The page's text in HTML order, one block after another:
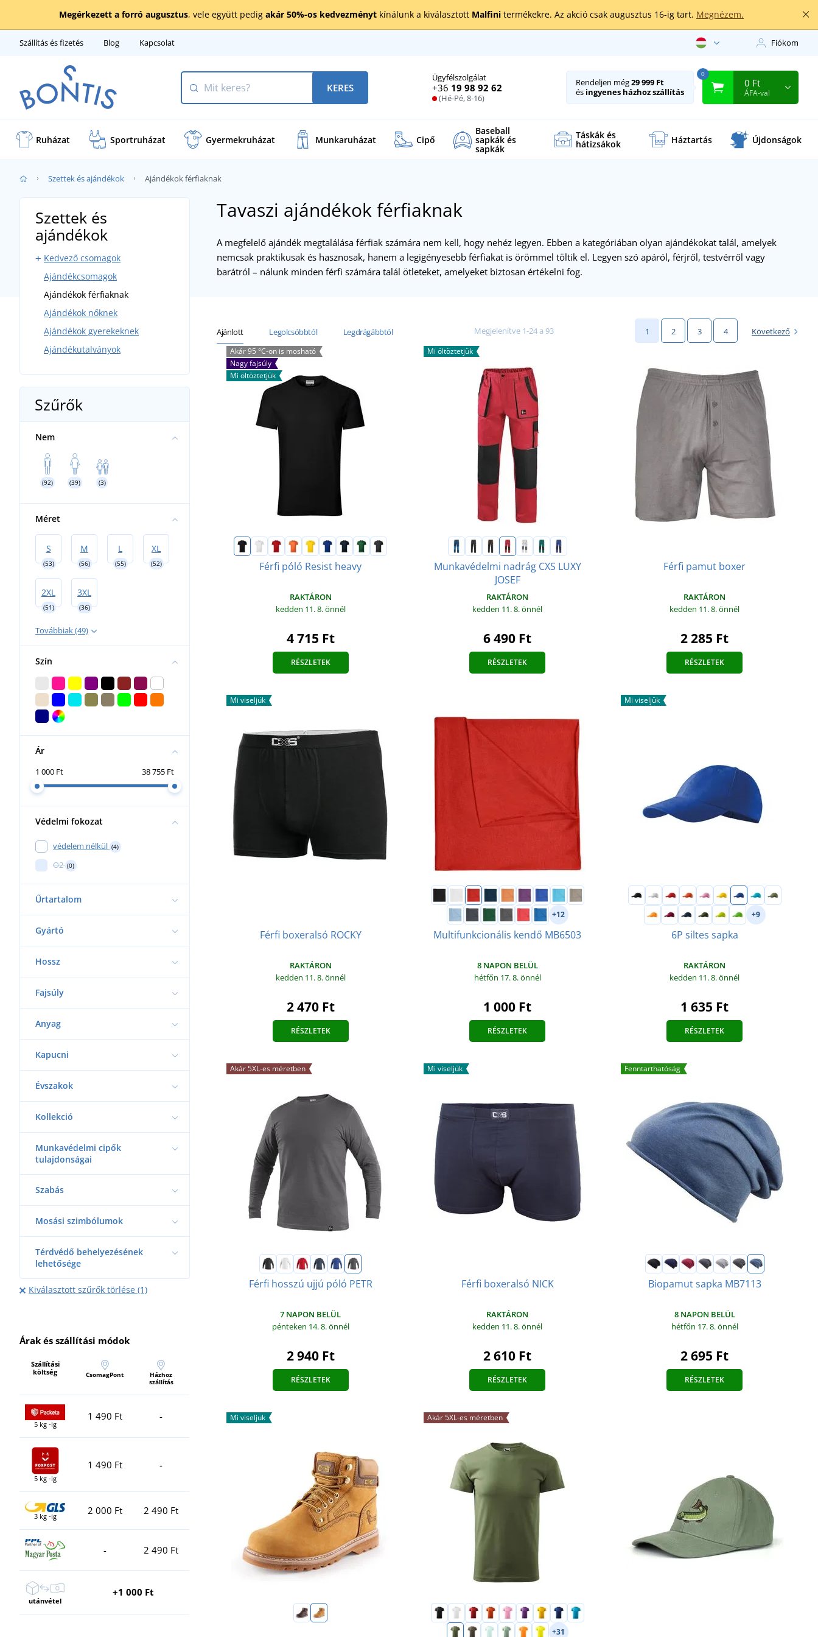
Megérkezett a forró augusztus, vele együtt pedig akár 50%-os kedvezményt kínálunk a kiválasztott Malfini termékekre. Az akció csak augusztus 16-ig tart. Megnézem.
Szállítás és fizetés Blog Kapcsolat Fiókom
Ügyfélszolgálat
+36 19 98 92 62
(Hé-Pé, 8-16)
KERES Rendeljen még29 999 Ft
és ingyenes házhoz szállítás
0
0 Ft
ÁFA-val
Ruházat Sportruházat Gyermekruházat Munkaruházat Cipő
Baseball
sapkák és
sapkák
Táskák és
hátizsákok Háztartás Újdonságok
Szettek és ajándékok Ajándékok férfiaknak
Tavaszi ajándékok férfiaknak
A megfelelő ajándék megtalálása férfiak számára nem kell, hogy nehéz legyen. Ebben a kategóriában olyan ajándékokat talál, amelyek
nemcsak praktikusak és hasznosak, hanem a legigényesebb férfiakat is örömmel töltik el. Legyen szó apáról, férjről, testvérről vagy
barátról – nálunk minden férfi számára talál ötleteket, amelyeket biztosan értékelni fog.
Szettek és
ajándékok
Kedvező csomagok
Pólószettek
Zokniszettek
Divatos szettek
Háztartási szettek
Ajándékcsomagok
Ajándékok férfiaknak
Ajándékok nőknek
Ajándékok gyerekeknek
Ajándékutalványok
Szűrők
Nem
(92) (39) (3)
Méret
S
(53)
M
(56)
L
(55)
XL
(52)
2XL
(51)
3XL
(36)
Továbbiak (49)
Szín
Ár
1 000 Ft 38 755 Ft
Védelmi fokozat
védelem nélkül (4)
O2 (0)
Űrtartalom
Gyártó
Hossz
Fajsúly
Anyag
Kapucni
Évszakok
Kollekció
Munkavédelmi cipők
tulajdonságai
Szabás
Mosási szimbólumok
Térdvédő behelyezésének
lehetősége
Kiválasztott szűrők törlése (1)
Árak és szállítási módok
Szállítási
költség
CsomagPont
Házhoz
szállítás
5 kg -ig
1 490 Ft -
5 kg -ig
1 490 Ft -
3 kg -ig 2 000 Ft 2 490 Ft
- 2 490 Ft
utánvétel
+1 000 Ft
Ajánlott Legolcsóbbtól Legdrágábbtól Megjelenítve 1-24 a 93 1 2 3 4 Következő
Akár 95 °C-on is mosható
Nagy fajsúly
Mi öltöztetjük
Férfi póló Resist heavy
RAKTÁRON
kedden 11. 8.önnél
4 715 Ft
RÉSZLETEK
Mi öltöztetjük
Munkavédelmi nadrág CXS LUXY
JOSEF
RAKTÁRON
kedden 11. 8.önnél
6 490 Ft
RÉSZLETEK
Férfi pamut boxer
RAKTÁRON
kedden 11. 8.önnél
2 285 Ft
RÉSZLETEK
Mi viseljük
Férfi boxeralsó ROCKY
RAKTÁRON
kedden 11. 8.önnél
2 470 Ft
RÉSZLETEK
+12
Multifunkcionális kendő MB6503
8 NAPON BELÜL
hétfőn 17. 8.önnél
1 000 Ft
RÉSZLETEK
Mi viseljük
+9
6P siltes sapka
RAKTÁRON
kedden 11. 8.önnél
1 635 Ft
RÉSZLETEK
Akár 5XL-es méretben
Férfi hosszú ujjú póló PETR
7 NAPON BELÜL
pénteken 14. 8.önnél
2 940 Ft
RÉSZLETEK
Mi viseljük
Férfi boxeralsó NICK
RAKTÁRON
kedden 11. 8.önnél
2 610 Ft
RÉSZLETEK
Fenntarthatóság
Biopamut sapka MB7113
8 NAPON BELÜL
hétfőn 17. 8.önnél
2 695 Ft
RÉSZLETEK
Mi viseljük Akár 5XL-es méretben
+31